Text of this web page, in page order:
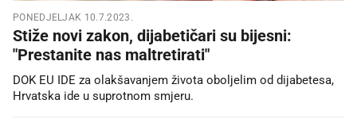
PONEDJELJAK 10.7.2023.
Stiže novi zakon, dijabetičari su bijesni:
"Prestanite nas maltretirati"
DOK EU IDE za olakšavanjem života oboljelim od dijabetesa,
Hrvatska ide u suprotnom smjeru.